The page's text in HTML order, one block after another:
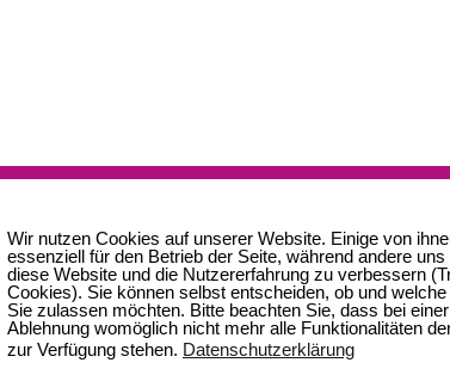
Wir nutzen Cookies auf unserer Website. Einige von
essenziell für den Betrieb der Seite, während andere uns
diese Website und die Nutzererfahrung zu verbessern
Cookies). Sie können selbst entscheiden, ob und
Sie zulassen möchten. Bitte beachten Sie, dass bei einer
Ablehnung womöglich nicht mehr alle Funktionalitäten
zur Verfügung stehen. Datenschutzerklärung
Übersichtdurch hochwertige Innensysteme wieAuszüge,
wird.